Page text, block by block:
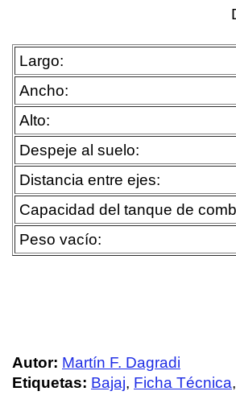
Largo:
Ancho:
Alto:
Despeje al suelo:
Distancia entre ejes:
Capacidad del tanque de
Peso vacío:
Autor: Martín F. Dagradi
Etiquetas: Bajaj, Ficha Técnica,